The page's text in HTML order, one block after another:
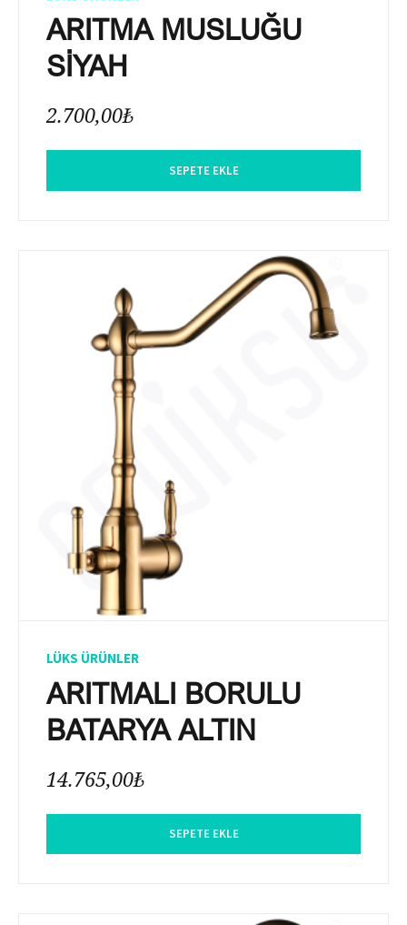
ARITMA MUSLUĞU
SİYAH
2.700,00₺
SEPETE EKLE
LÜKS ÜRÜNLER
ARITMALI BORULU
BATARYA ALTIN
14.765,00₺
SEPETE EKLE